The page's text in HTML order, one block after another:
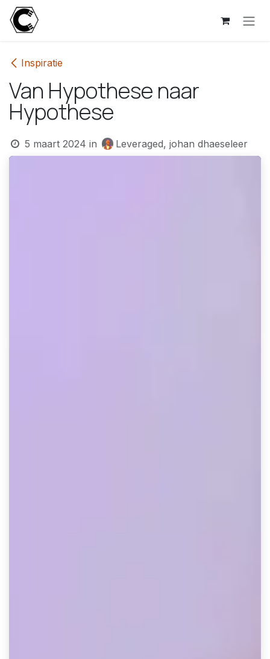
Overslaan naar inhoud
Inspiratie
Van Hypothese naar
Hypothese
5 maart 2024 in Leveraged, johan dhaeseleer